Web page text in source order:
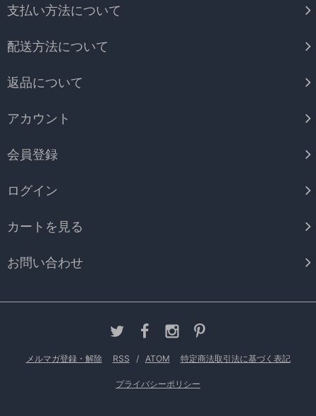
支払い方法について
配送方法について
返品について
アカウント
会員登録
ログイン
カートを見る
お問い合わせ
メルマガ登録・解除 RSS / ATOM 特定商法取引法に基づく表記
プライバシーポリシー